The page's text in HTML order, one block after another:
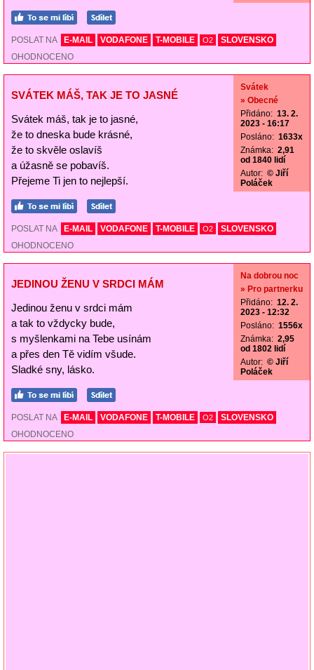
POSLAT NA E-MAIL VODAFONE T-MOBILE O2
SLOVENSKO
OHODNOCENO
SVÁTEK MÁŠ, TAK JE TO JASNÉ
Svátek máš, tak je to jasné,
že to dneska bude krásné,
že to skvěle oslavíš
a úžasně se pobavíš.
Přejeme Ti jen to nejlepší.
Svátek
» Obecné
Přidáno: 13. 2.
2023 - 16:17
Posláno: 1633x
Známka: 2,91
od 1840 lidí
Autor: © Jiří
Poláček
POSLAT NA E-MAIL VODAFONE T-MOBILE O2
SLOVENSKO
OHODNOCENO
JEDINOU ŽENU V SRDCI MÁM
Jedinou ženu v srdci mám
a tak to vždycky bude,
s myšlenkami na Tebe usínám
a přes den Tě vidím všude.
Sladké sny, lásko.
Na dobrou noc
» Pro partnerku
Přidáno: 12. 2.
2023 - 12:32
Posláno: 1556x
Známka: 2,95
od 1802 lidí
Autor: © Jiří
Poláček
POSLAT NA E-MAIL VODAFONE T-MOBILE O2
SLOVENSKO
OHODNOCENO